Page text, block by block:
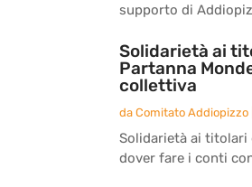
supporto di
Solidarietà ai
Partanna
collettiva
da Comitato Addiopizzo
Solidarietà ai titolari
dover fare i conti